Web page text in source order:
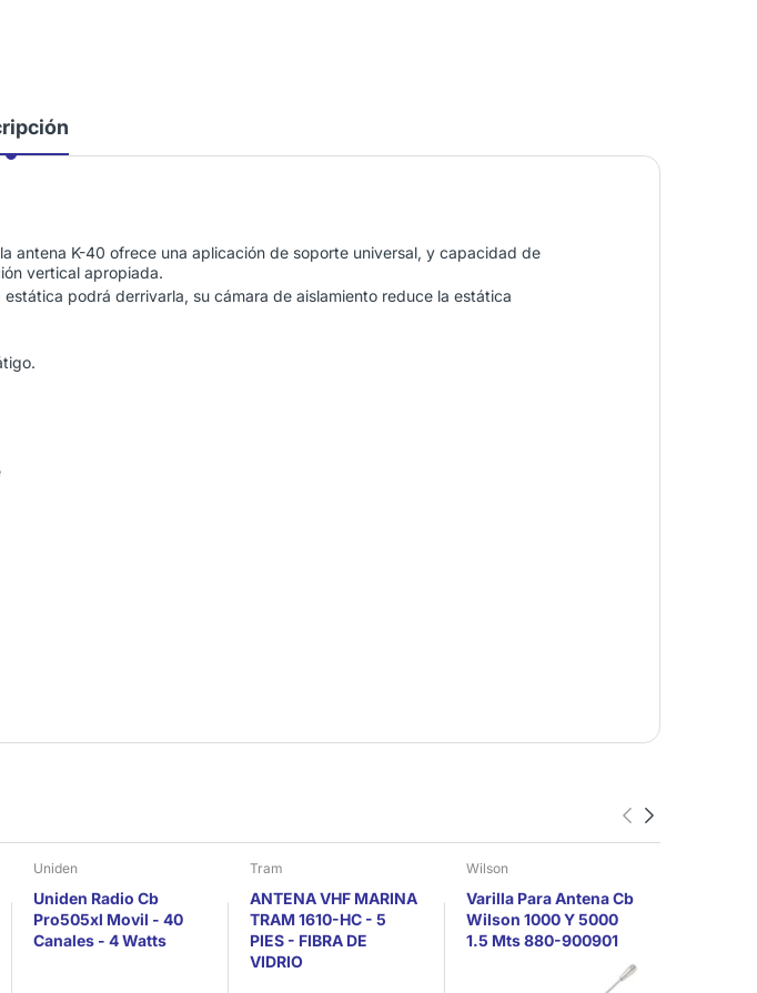
antena K-40 ofrece una aplicación de soporte universal, y capacidad de
vertical apropiada.
podrá derrivarla, su cámara de aislamiento reduce la estática
Uniden
Uniden Radio Cb
Pro505xl Movil - 40
Canales - 4 Watts
Tram
ANTENA VHF MARINA
TRAM 1610-HC - 5
PIES - FIBRA DE
VIDRIO
Wilson
Varilla Para Antena Cb
Wilson 1000 Y 5000
1.5 Mts 880-900901